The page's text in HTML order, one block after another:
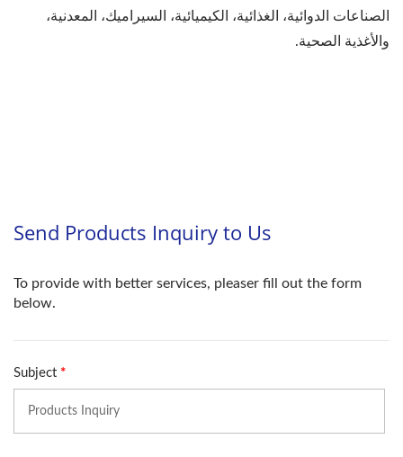
الصناعات الدوائية، الغذائية، الكيميائية، السيراميك، المعدنية،
والأغذية الصحية.